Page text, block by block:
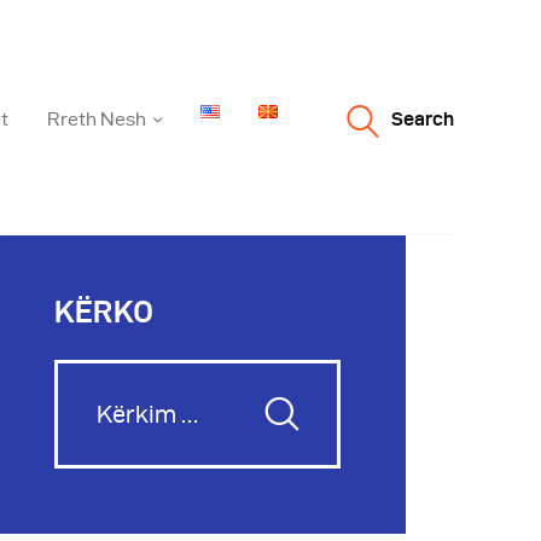
Rreth Nesh Search
KËRKO